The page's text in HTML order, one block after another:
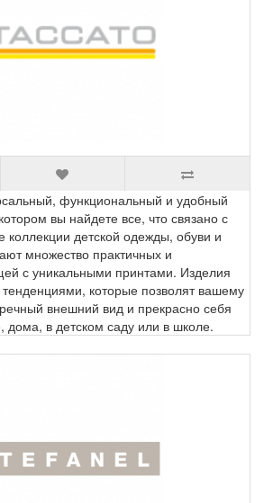
функциональный и удобный
вы найдете все, что связано с
коллекции детской одежды, обуви и
множество практичных и
с уникальными принтами. Изделия
которые позволят вашему
внешний вид и прекрасно себя
дома, в детском саду или в школе.